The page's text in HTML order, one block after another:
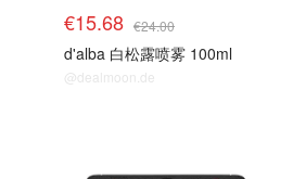
€15.68 €24.00
d'alba 白松露喷雾 100ml
@dealmoon.de